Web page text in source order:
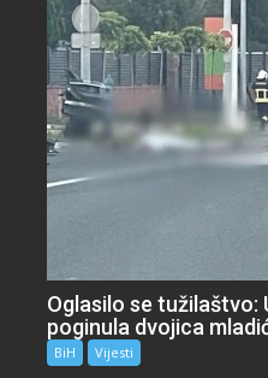
Oglasilo se tužilaštvo:
poginula dvojica
BiH Vijesti